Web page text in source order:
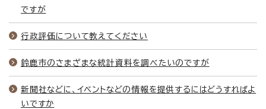
ですが
行政評価について教えてください
鈴鹿市のさまざまな統計資料を調べたいのですが
新聞社などに、イベントなどの情報を提供するにはどうすればよ
いですか